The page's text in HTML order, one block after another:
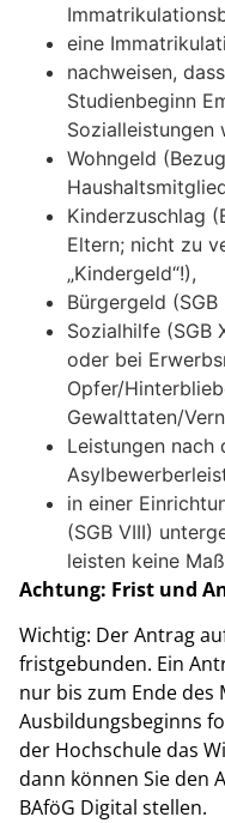
eine
nachweisen,
Studienbeginn
Sozialleistungen
Wohngeld
Kinderzuschlag
Eltern; nicht zu
„Kindergeld“!),
Bürgergeld (SGB
Sozialhilfe (SGB
oder bei
Opfer/
Gewalttaten/
Leistungen nach
in einer
(SGB VIII)
leisten keine
Achtung: Frist und
Wichtig: Der Antrag
fristgebunden. Ein
nur bis zum Ende des
Ausbildungsbeginns
der Hochschule das
dann können Sie den
BAföG Digital stellen.